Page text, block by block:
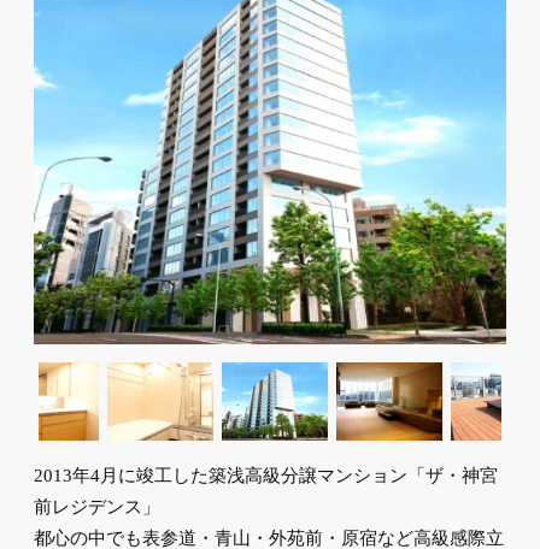
2013年4月に竣工した築浅高級分譲マンション「ザ・神宮
前レジデンス」
都心の中でも表参道・青山・外苑前・原宿など高級感際立